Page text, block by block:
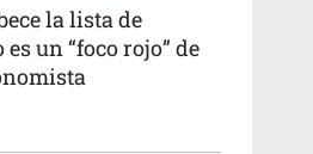
la lista de
un “foco rojo” de